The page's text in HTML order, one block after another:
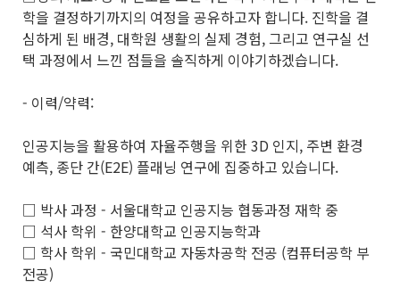
학을 결정하기까지의 여정을 공유하고자 합니다. 진학을 결
심하게 된 배경, 대학원 생활의 실제 경험, 그리고 연구실 선
택 과정에서 느낀 점들을 솔직하게 이야기하겠습니다.
- 이력/약력:
인공지능을 활용하여 자율주행을 위한 3D 인지, 주변 환경
예측, 종단 간(E2E) 플래닝 연구에 집중하고 있습니다.
□ 박사 과정 - 서울대학교 인공지능 협동과정 재학 중
□ 석사 학위 - 한양대학교 인공지능학과
□ 학사 학위 - 국민대학교 자동차공학 전공 (컴퓨터공학 부
전공)